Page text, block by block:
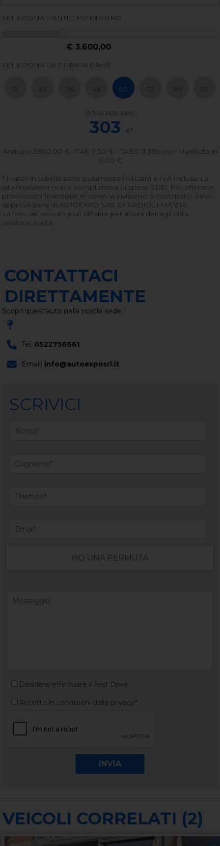
SELEZIONA L'ANTICIPO IN EURO
€ 3.600,00
SELEZIONA LA DURATA (Mesi)
12 24 36 48 60 72 84 92
la tua rata sarà:
303 €*
Anticipo 3600,00 € - TAN 9,50 % - TAEG 11.35% con MaxiRata di
0,00 €
* I valori in tabella sono puramente indicativi e IVA inclusa. La
rata finanziaria non è comprensiva di spese SDD. Per offerte e
promozioni finanziarie in corso vi invitiamo a contattarci. Salvo
approvazione di AUTOEXPO SAS DI ARDIOLI MATTIA
La foto del veicolo può differire per alcuni dettagli dalla
versione scelta.
CONTATTACI
DIRETTAMENTE
Scopri quest'auto nella nostra sede:
Tel. 0522756661
Email: info@autoexposrl.it
SCRIVICI
HO UNA PERMUTA
Desidero effettuare il Test Drive
Accetto le condizioni della privacy*
VEICOLI CORRELATI (2)